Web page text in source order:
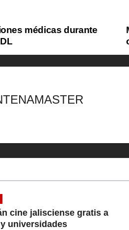
médicas durante
cine jalisciense gratis a
universidades